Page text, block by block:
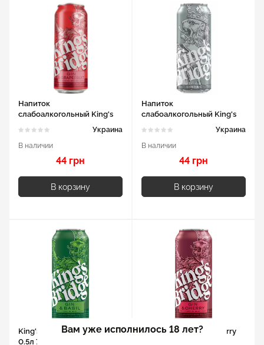
Напиток
слабоалкогольный King's
Bridge Джин грейпфрут 7%
Украина
В наличии
44 грн
В корзину
Напиток
слабоалкогольный King's
Bridge Джин Тоник 7% 0,5л
Украина
В наличии
44 грн
В корзину
King's Bridge Gin & Basil
0.5л 7%
King's Bridge Gin & Cherry
Вам уже исполнилось 18 лет?